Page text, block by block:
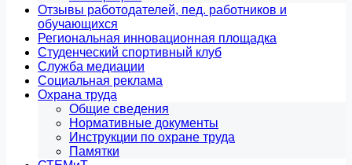
Отзывы работодателей, пед. работников и
обучающихся
Региональная инновационная площадка
Студенческий спортивный клуб
Служба медиации
Социальная реклама
Охрана труда
Общие сведения
Нормативные документы
Инструкции по охране труда
Памятки